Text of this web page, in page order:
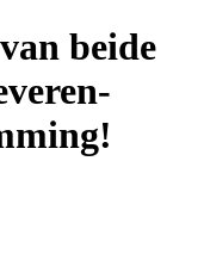
beide